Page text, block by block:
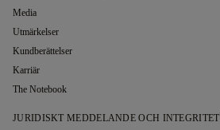
Media
Utmärkelser
Kundberättelser
Karriär
The Notebook
JURIDISKT MEDDELANDE OCH INTEGRITET